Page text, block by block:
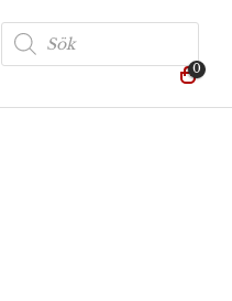
Produktsökning
0